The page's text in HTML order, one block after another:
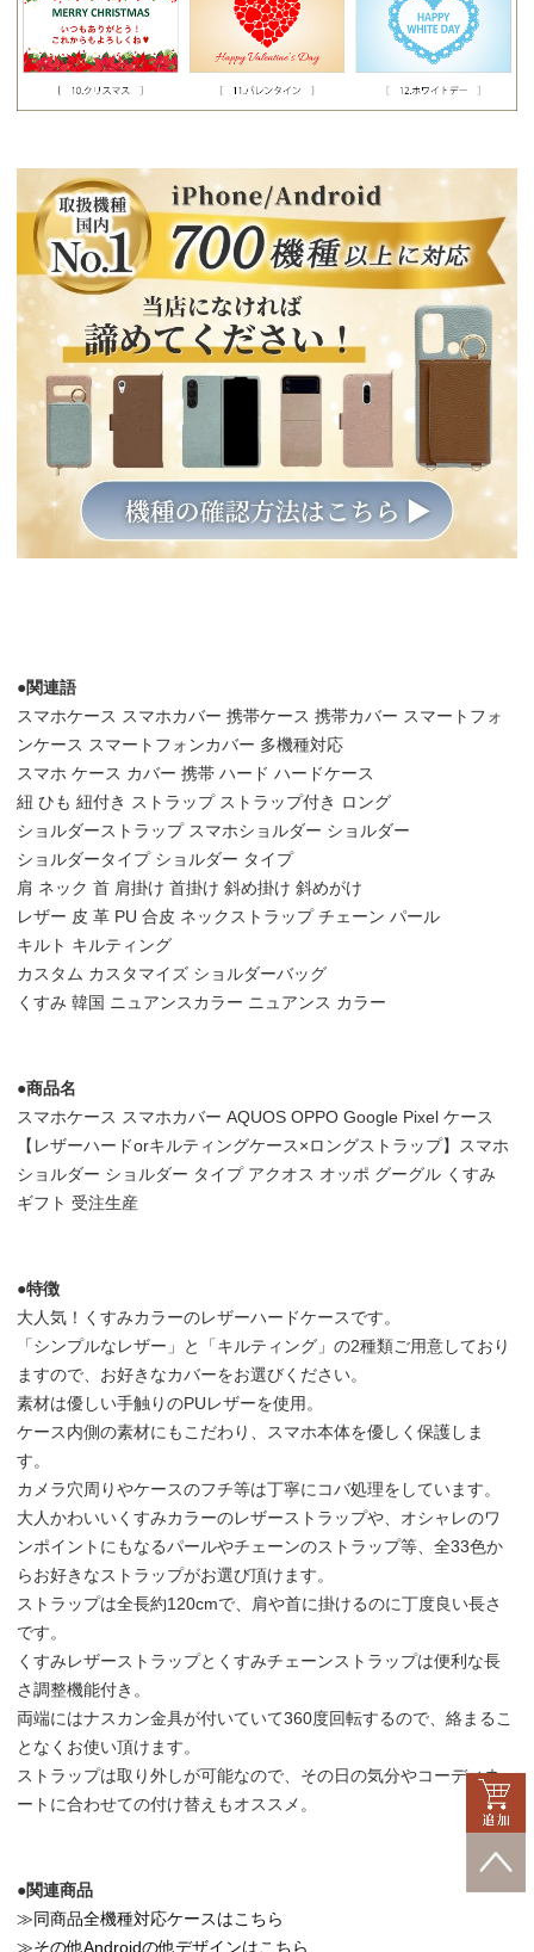
●関連語
スマホケース スマホカバー 携帯ケース 携帯カバー スマートフォ
ンケース スマートフォンカバー 多機種対応
スマホ ケース カバー 携帯 ハード ハードケース
紐 ひも 紐付き ストラップ ストラップ付き ロング
ショルダーストラップ スマホショルダー ショルダー
ショルダータイプ ショルダー タイプ
肩 ネック 首 肩掛け 首掛け 斜め掛け 斜めがけ
レザー 皮 革 PU 合皮 ネックストラップ チェーン パール
キルト キルティング
カスタム カスタマイズ ショルダーバッグ
くすみ 韓国 ニュアンスカラー ニュアンス カラー
●商品名
スマホケース スマホカバー AQUOS OPPO Google Pixel ケース
【レザーハードorキルティングケース×ロングストラップ】スマホ
ショルダー ショルダー タイプ アクオス オッポ グーグル くすみ
ギフト 受注生産
●特徴
大人気！くすみカラーのレザーハードケースです。
「シンプルなレザー」と「キルティング」の2種類ご用意しており
ますので、お好きなカバーをお選びください。
素材は優しい手触りのPUレザーを使用。
ケース内側の素材にもこだわり、スマホ本体を優しく保護しま
す。
カメラ穴周りやケースのフチ等は丁寧にコバ処理をしています。
大人かわいいくすみカラーのレザーストラップや、オシャレのワ
ンポイントにもなるパールやチェーンのストラップ等、全33色か
らお好きなストラップがお選び頂けます。
ストラップは全長約120cmで、肩や首に掛けるのに丁度良い長さ
です。
くすみレザーストラップとくすみチェーンストラップは便利な長
さ調整機能付き。
両端にはナスカン金具が付いていて360度回転するので、絡まるこ
となくお使い頂けます。
ストラップは取り外しが可能なので、その日の気分やコーディネ
ートに合わせての付け替えもオススメ。
●関連商品
≫同商品全機種対応ケースはこちら
≫その他Androidの他デザインはこちら